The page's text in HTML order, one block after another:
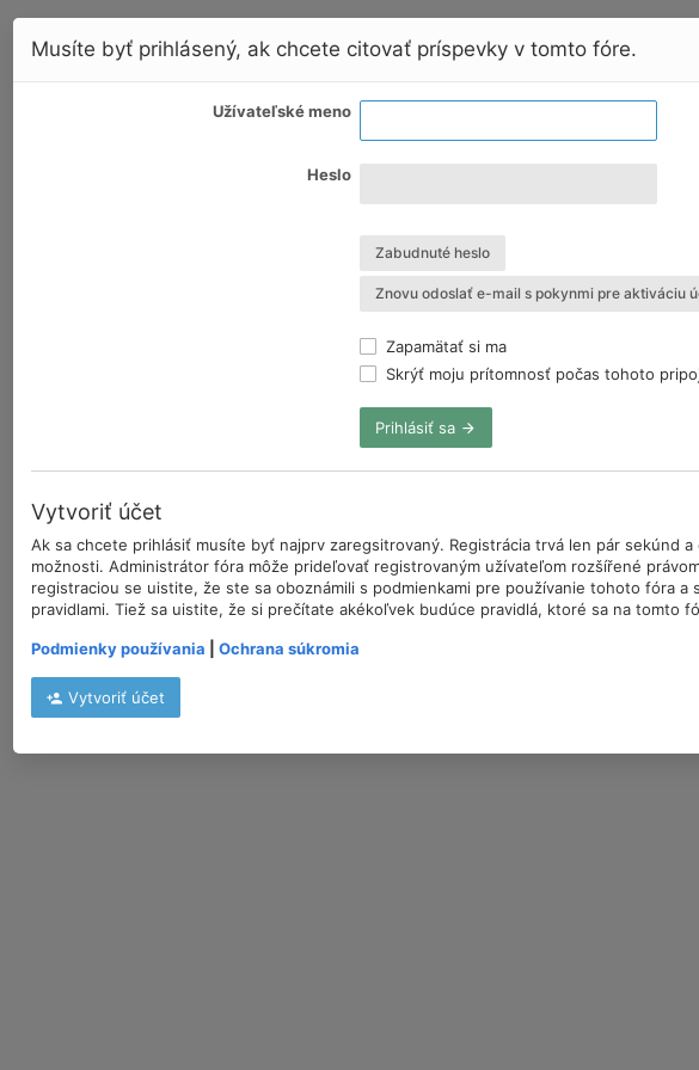
Musíte byť prihlásený, ak chcete citovať príspevky v tomto fóre.
Užívateľské meno
Heslo
Zabudnuté heslo
Znovu odoslať e-mail s pokynmi pre aktiváciu
Zapamätať si ma
Skrýť moju prítomnosť počas tohoto
Prihlásiť sa
Vytvoriť účet
Ak sa chcete prihlásiť musíte byť najprv zaregsitrovaný. Registrácia trvá len pár sekúnd a
možnosti. Administrátor fóra môže prideľovať registrovaným užívateľom rozšířené
registraciou se uistite, že ste sa oboznámili s podmienkami pre používanie tohoto fóra a
pravidlami. Tiež sa uistite, že si prečítate akékoľvek budúce pravidlá, ktoré sa na tomto
Podmienky používania Ochrana súkromia
Vytvoriť účet